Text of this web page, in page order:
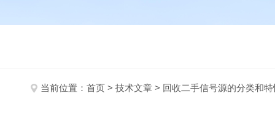
当前位置： 首页 > 技术文章 > 回收二手信号源的分类和